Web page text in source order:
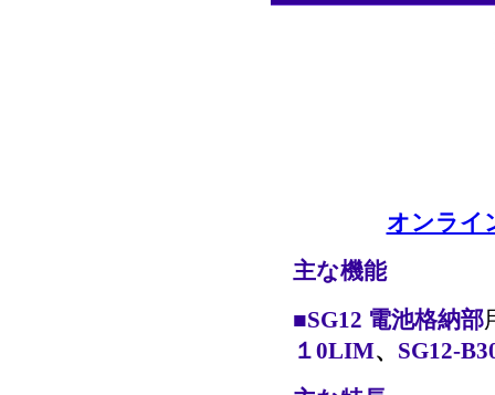
オンライ
主な機能
■SG12 電池格納部
１0LIM、 SG12-